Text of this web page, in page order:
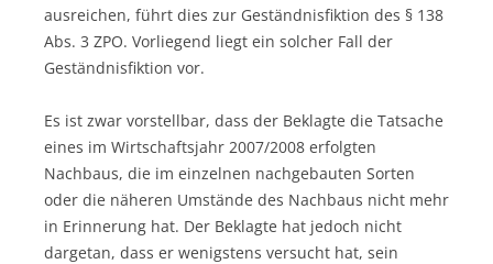
ausreichen, führt dies zur Geständnisfiktion des § 138
Abs. 3 ZPO. Vorliegend liegt ein solcher Fall der
Geständnisfiktion vor.
Es ist zwar vorstellbar, dass der Beklagte die Tatsache
eines im Wirtschaftsjahr 2007/2008 erfolgten
Nachbaus, die im einzelnen nachgebauten Sorten
oder die näheren Umstände des Nachbaus nicht mehr
in Erinnerung hat. Der Beklagte hat jedoch nicht
dargetan, dass er wenigstens versucht hat, sein